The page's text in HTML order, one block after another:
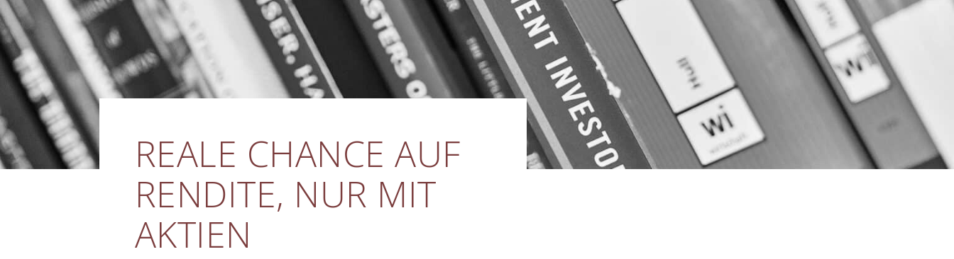
REALE CHANCE AUF
RENDITE, NUR MIT
AKTIEN